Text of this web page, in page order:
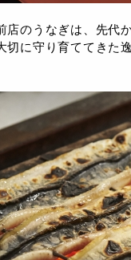
店のうなぎは、先代
切に守り育ててきた